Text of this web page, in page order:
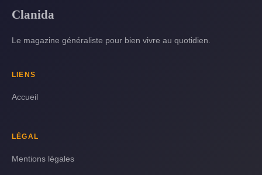
Clanida
Le magazine généraliste pour bien vivre au quotidien.
LIENS
Accueil
LÉGAL
Mentions légales